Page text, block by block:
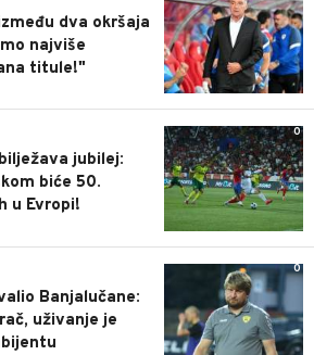
dva okršaja
najviše
titule!"
0
jubilej:
biće 50.
u Evropi!
0
Banjalučane:
uživanje je